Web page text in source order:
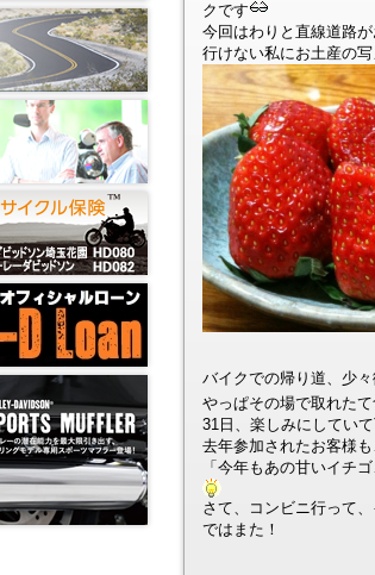
クです
今回はわりと直線道路
行けない私にお土産の写
バイクでの帰り道、少
やっぱその場で取れた
31日、楽しみにしてい
去年参加されたお客様も
「今年もあの甘いイチ
さて、コンビニ行って
ではまた！